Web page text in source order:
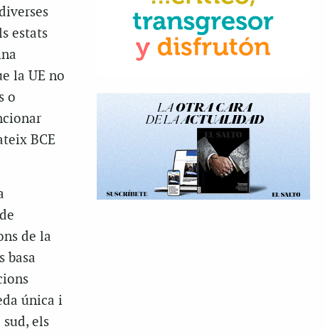
estats
la UE no
o
BCE
de la
basa
única i
els